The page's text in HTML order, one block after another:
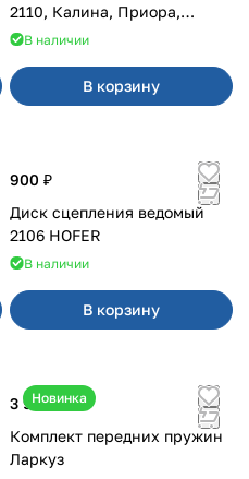
2110, Калина, Приора,
Гранта
В наличии
В корзину
900 ₽
Диск сцепления ведомый
2106 HOFER
В наличии
В корзину
Новинка
3 900 ₽
Комплект передних пружин
Ларкуз